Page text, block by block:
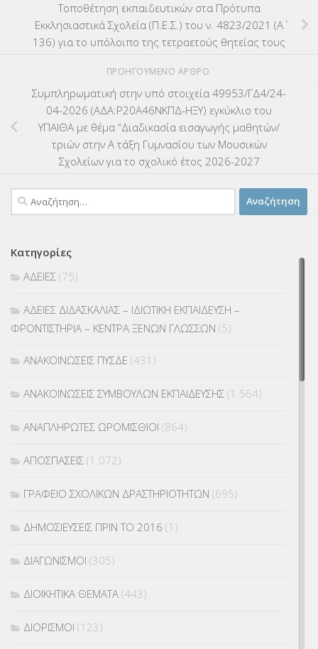
Τοποθέτηση εκπαιδευτικών στα Πρότυπα
Εκκλησιαστικά Σχολεία (Π.Ε.Σ.) του ν. 4823/2021 (Α΄
136) για το υπόλοιπο της τετραετούς θητείας τους
ΠΡΟΗΓΟΎΜΕΝΟ ΆΡΘΡΟ
Συμπληρωματική στην υπό στοιχεία 49953/ΓΔ4/24-
04-2026 (ΑΔΑ:Ρ20Α46ΝΚΠΔ-ΗΞΥ) εγκύκλιο του
ΥΠΑΙΘΑ με θέμα “Διαδικασία εισαγωγής μαθητών/
τριών στην Α τάξη Γυμνασίου των Μουσικών
Σχολείων για το σχολικό έτος 2026-2027
Αναζήτηση
για:
Κατηγορίες
ΑΔΕΙΕΣ (75)
ΑΔΕΙΕΣ ΔΙΔΑΣΚΑΛΙΑΣ – ΙΔΙΩΤΙΚΗ ΕΚΠΑΙΔΕΥΣΗ –
ΦΡΟΝΤΙΣΤΗΡΙΑ – ΚΕΝΤΡΑ ΞΕΝΩΝ ΓΛΩΣΣΩΝ (5)
ΑΝΑΚΟΙΝΩΣΕΙΣ ΠΥΣΔΕ (431)
ΑΝΑΚΟΙΝΩΣΕΙΣ ΣΥΜΒΟΥΛΩΝ ΕΚΠΑΙΔΕΥΣΗΣ (1.564)
ΑΝΑΠΛΗΡΩΤΕΣ ΩΡΟΜΙΣΘΙΟΙ (864)
ΑΠΟΣΠΑΣΕΙΣ (1.072)
ΓΡΑΦΕΙΟ ΣΧΟΛΙΚΩΝ ΔΡΑΣΤΗΡΙΟΤΗΤΩΝ (695)
ΔΗΜΟΣΙΕΥΣΕΙΣ ΠΡΙΝ ΤΟ 2016 (1)
ΔΙΑΓΩΝΙΣΜΟΙ (305)
ΔΙΟΙΚΗΤΙΚΑ ΘΕΜΑΤΑ (443)
ΔΙΟΡΙΣΜΟΙ (123)